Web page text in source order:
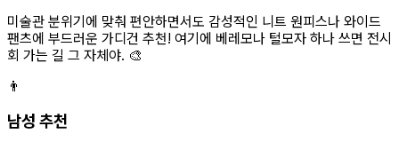
미술관 분위기에 맞춰 편안하면서도 감성적인 니트 원피스나 와이드
팬츠에 부드러운 가디건 추천! 여기에 베레모나 털모자 하나 쓰면 전시
회 가는 길 그 자체야. 🎨
👨
남성 추천